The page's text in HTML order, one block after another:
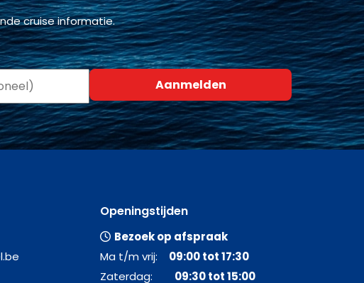
cruise informatie.
Openingstijden
Bezoek op afspraak
Ma t/m vrij: 09:00 tot 17:30
Zaterdag: 09:30 tot 15:00